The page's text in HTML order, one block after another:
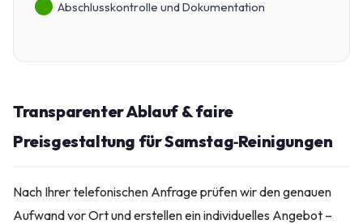
Abschlusskontrolle und Dokumentation
Transparenter Ablauf & faire
Preisgestaltung für Samstag‑Reinigungen
Nach Ihrer telefonischen Anfrage prüfen wir den genauen
Aufwand vor Ort und erstellen ein individuelles Angebot –